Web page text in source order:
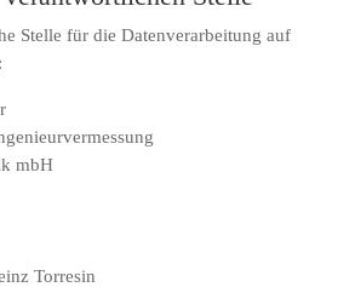
Stelle für die Datenverarbeitung auf
mbH
Torresin